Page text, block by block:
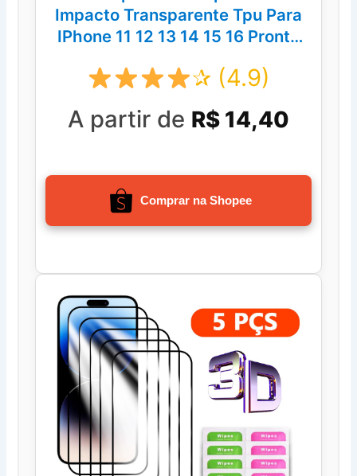
Impacto Transparente Tpu Para
IPhone 11 12 13 14 15 16 Pronto
✰ (4.9)
A partir de R$ 14,40
Comprar na Shopee